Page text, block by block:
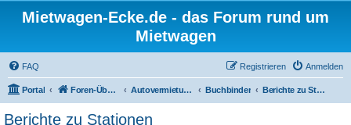
Mietwagen-Ecke.de - das Forum rund um
Mietwagen
FAQ Anmelden
Registrieren
Portal Foren-Übersicht Autovermietungen Buchbinder Berichte zu Stationen
Berichte zu Stationen